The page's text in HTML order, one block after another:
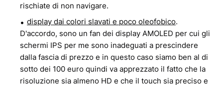
rischiate di non navigare.
display dai colori slavati e poco oleofobico.
D'accordo, sono un fan dei display AMOLED per cui gli
schermi IPS per me sono inadeguati a prescindere
dalla fascia di prezzo e in questo caso siamo ben al di
sotto dei 100 euro quindi va apprezzato il fatto che la
risoluzione sia almeno HD e che il touch sia preciso e